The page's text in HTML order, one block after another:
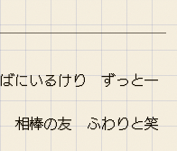
にいるけり ずっと一
相棒の友 ふわりと笑